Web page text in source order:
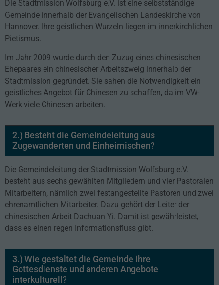
Die Stadtmission Wolfsburg e.V. ist eine selbstständige
Gemeinde innerhalb der Evangelischen Landeskirche von
Hannover. Ihre geistlichen Wurzeln liegen im innerkirchlichen
Pietismus.
Im Jahr 2009 wurde durch den Zuzug eines chinesischen
Ehepaares ein chinesischer Arbeitszweig innerhalb der
Stadtmission gegründet. Sie sahen die Notwendigkeit ein
geistliches Angebot für Chinesen zu schaffen, da im VW-
Werk viele Chinesen arbeiten.
2.) Besteht die Gemeindeleitung aus
Zugewanderten und Einheimischen?
Die Gemeindeleitung der Stadtmission Wolfsburg e.V.
besteht aus sechs gewählten Mitgliedern und vier Pastoralen
Mitarbeitern, nämlich zwei festangestellte Pastoren und zwei
ehrenamtlichen Mitarbeiter. Dazu gehört der Leiter der
chinesischen Arbeit Dachuan Yi. Damit ist gewährleistet,
dass es einen regen Informationsfluss gibt.
3.) Wie gestaltet die Gemeinde ihre
Gottesdienste und anderen Angebote
interkulturell?